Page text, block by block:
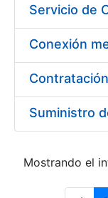
Mostrando el